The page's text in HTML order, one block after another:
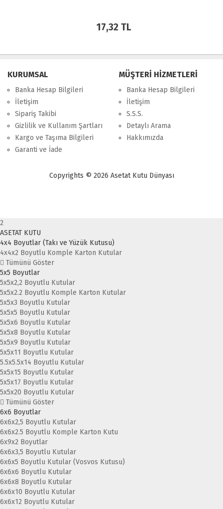
17,32 TL
KURUMSAL
Banka Hesap Bilgileri
İletişim
Sipariş Takibi
Gizlilik ve Kullanım Şartları
Kargo ve Taşıma Bilgileri
Garanti ve İade
MÜŞTERİ HİZMETLERİ
Banka Hesap Bilgileri
İletişim
S.S.S.
Detaylı Arama
Hakkımızda
Copyrights © 2026 Asetat Kutu Dünyası
2
ASETAT KUTU
4x4 Boyutlar (Takı ve Yüzük Kutusu)
4x4x2 Boyutlu Komple Karton Kutular
Tümünü Göster
5x5 Boyutlar
5x5x2,2 Boyutlu Kutular
5x5x2.2 Boyutlu Komple Karton Kutular
5x5x3 Boyutlu Kutular
5x5x5 Boyutlu Kutular
5x5x6 Boyutlu Kutular
5x5x8 Boyutlu Kutular
5x5x9 Boyutlu Kutular
5x5x11 Boyutlu Kutular
5.5x5.5x14 Boyutlu Kutular
5x5x15 Boyutlu Kutular
5x5x17 Boyutlu Kutular
5x5x20 Boyutlu Kutular
Tümünü Göster
6x6 Boyutlar
6x6x2,5 Boyutlu Kutular
6x6x2.5 Boyutlu Komple Karton Kutu
6x9x2 Boyutlar
6x6x3,5 Boyutlu Kutular
6x6x5 Boyutlu Kutular (Vosvos Kutusu)
6x6x6 Boyutlu Kutular
6x6x8 Boyutlu Kutular
6x6x10 Boyutlu Kutular
6x6x12 Boyutlu Kutular